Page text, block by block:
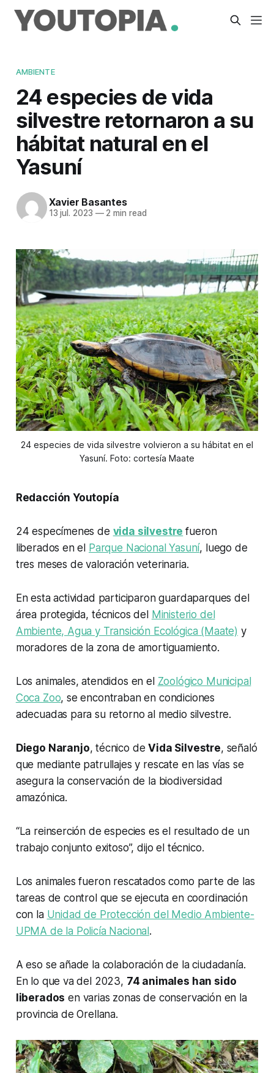
AMBIENTE
24 especies de vida
silvestre retornaron a su
hábitat natural en el
Yasuní
Xavier Basantes
13 jul. 2023 —2 min read
24 especies de vida silvestre volvieron a su hábitat en el
Yasuní. Foto: cortesía Maate
Redacción Youtopía
24 especímenes de vida silvestre fueron
liberados en el
Parque Nacional Yasuní, luego de
tres meses de valoración veterinaria.
En esta actividad participaron guardaparques del
área protegida, técnicos del
Ministerio del
Ambiente, Agua y Transición Ecológica (Maate) y
moradores de la zona de amortiguamiento.
Los animales, atendidos en el Zoológico Municipal
Coca Zoo, se encontraban en condiciones
adecuadas para su retorno al medio silvestre.
Diego Naranjo, técnico deVida Silvestre, señaló
que mediante patrullajes y rescate en las vías se
asegura la conservación de la biodiversidad
amazónica.
“La reinserción de especies es el resultado de un
trabajo conjunto exitoso”, dijo el técnico.
Los animales fueron rescatados como parte de las
tareas de control que se ejecuta en coordinación
con la Unidad de Protección del Medio Ambiente-
UPMA de la Policía Nacional .
A eso se añade la colaboración de la ciudadanía.
En lo que va del 2023, 74 animales han sido
liberados en varias zonas de conservación en la
provincia de Orellana.